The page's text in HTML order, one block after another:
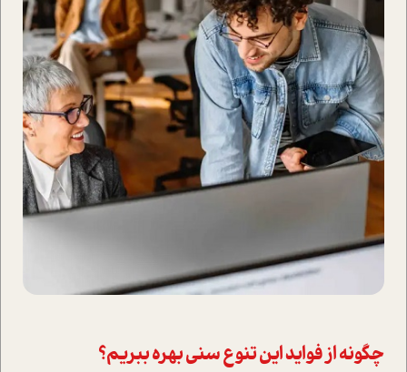
چگونه از فواید این تنوع سنی بهره ببریم؟